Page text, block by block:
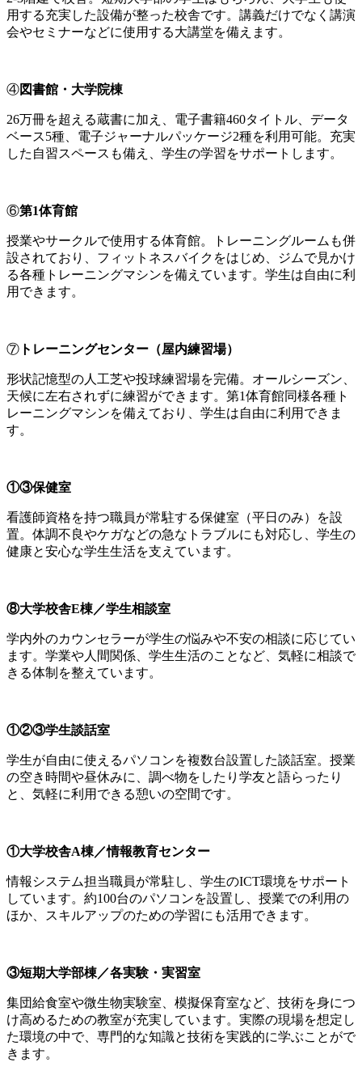
用する充実した設備が整った校舎です。講義だけでなく講演
会やセミナーなどに使用する大講堂を備えます。
④図書館・大学院棟
26万冊を超える蔵書に加え、電子書籍460タイトル、データ
ベース5種、電子ジャーナルパッケージ2種を利用可能。充実
した自習スペースも備え、学生の学習をサポートします。
⑥第1体育館
授業やサークルで使用する体育館。トレーニングルームも併
設されており、フィットネスバイクをはじめ、ジムで見かけ
る各種トレーニングマシンを備えています。学生は自由に利
用できます。
⑦ トレーニングセンター（屋内練習場）
形状記憶型の人工芝や投球練習場を完備。オールシーズン、
天候に左右されずに練習ができます。第1体育館同様各種ト
レーニングマシンを備えており、学生は自由に利用できま
す。
①③保健室
看護師資格を持つ職員が常駐する保健室（平日のみ）を設
置。体調不良やケガなどの急なトラブルにも対応し、学生の
健康と安心な学生生活を支えています。
⑧大学校舎E棟／学生相談室
学内外のカウンセラーが学生の悩みや不安の相談に応じてい
ます。学業や人間関係、学生生活のことなど、気軽に相談で
きる体制を整えています。
①②③学生談話室
学生が自由に使えるパソコンを複数台設置した談話室。授業
の空き時間や昼休みに、調べ物をしたり学友と語らったり
と、気軽に利用できる憩いの空間です。
①大学校舎A棟／情報教育センター
情報システム担当職員が常駐し、学生のICT環境をサポート
しています。約100台のパソコンを設置し、授業での利用の
ほか、スキルアップのための学習にも活用できます。
③短期大学部棟／各実験・実習室
集団給食室や微生物実験室、模擬保育室など、技術を身につ
け高めるための教室が充実しています。実際の現場を想定し
た環境の中で、専門的な知識と技術を実践的に学ぶことがで
きます。